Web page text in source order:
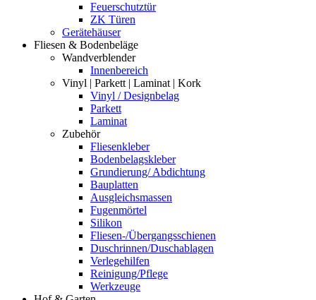
Feuerschutztür
ZK Türen
Gerätehäuser
Fliesen & Bodenbeläge
Wandverblender
Innenbereich
Vinyl | Parkett | Laminat | Kork
Vinyl / Designbelag
Parkett
Laminat
Zubehör
Fliesenkleber
Bodenbelagskleber
Grundierung/ Abdichtung
Bauplatten
Ausgleichsmassen
Fugenmörtel
Silikon
Fliesen-/Übergangsschienen
Duschrinnen/Duschablagen
Verlegehilfen
Reinigung/Pflege
Werkzeuge